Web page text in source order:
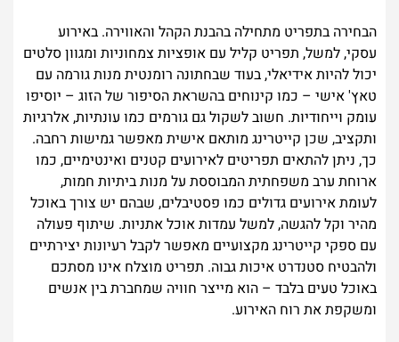
הבחירה בתפריט מתחילה בהבנת הקהל והאווירה. באירוע
עסקי, למשל, תפריט קליל עם אופציות צמחוניות ומגוון סלטים
יכול להיות אידיאלי, בעוד שבחתונה רומנטית מנות גורמה עם
טאץ' אישי – כמו קינוחים בהשראת הסיפור של הזוג – יוסיפו
עומק וייחודיות. חשוב לשקול גם גורמים כמו עונתיות, אלרגיות
ותקציב, שכן קייטרינג מותאם אישית מאפשר גמישות רחבה.
כך, ניתן להתאים תפריטים לאירועים קטנים ואינטימיים, כמו
ארוחת ערב משפחתית המבוססת על מנות ביתיות חמות,
לעומת אירועים גדולים כמו פסטיבלים, שבהם יש צורך באוכל
מהיר וקל להגשה, למשל עמדות אוכל אתניות. שיתוף פעולה
עם ספקי קייטרינג מקצועיים מאפשר לקבל רעיונות יצירתיים
ולהבטיח סטנדרט איכות גבוה. תפריט מוצלח אינו מסתכם
באוכל טעים בלבד – הוא מייצר חוויה שמחברת בין אנשים
ומשקפת את רוח האירוע.